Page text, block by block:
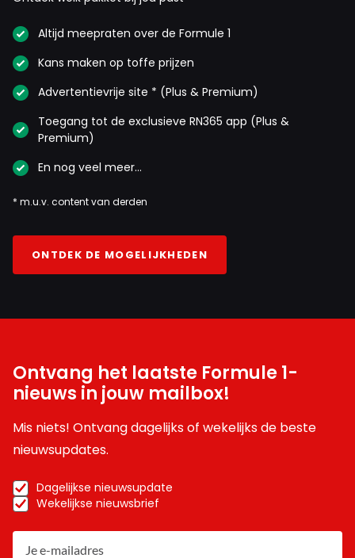
Altijd meepraten over de Formule 1
Kans maken op toffe prijzen
Advertentievrije site * (Plus & Premium)
Toegang tot de exclusieve RN365 app (Plus &
Premium)
En nog veel meer…
* m.u.v. content van derden
ONTDEK DE MOGELIJKHEDEN
Ontvang het laatste Formule 1-
nieuws in jouw mailbox!
Mis niets! Ontvang dagelijks of wekelijks de beste
nieuwsupdates.
Dagelijkse nieuwsupdate
Wekelijkse nieuwsbrief